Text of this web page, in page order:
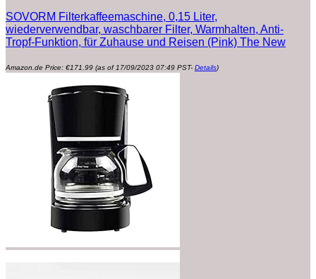
SOVORM Filterkaffeemaschine, 0,15 Liter,
wiederverwendbar, waschbarer Filter, Warmhalten, Anti-
Tropf-Funktion, für Zuhause und Reisen (Pink) The New
Amazon.de Price: €171.99 (as of 17/09/2023 07:49 PST- Details)